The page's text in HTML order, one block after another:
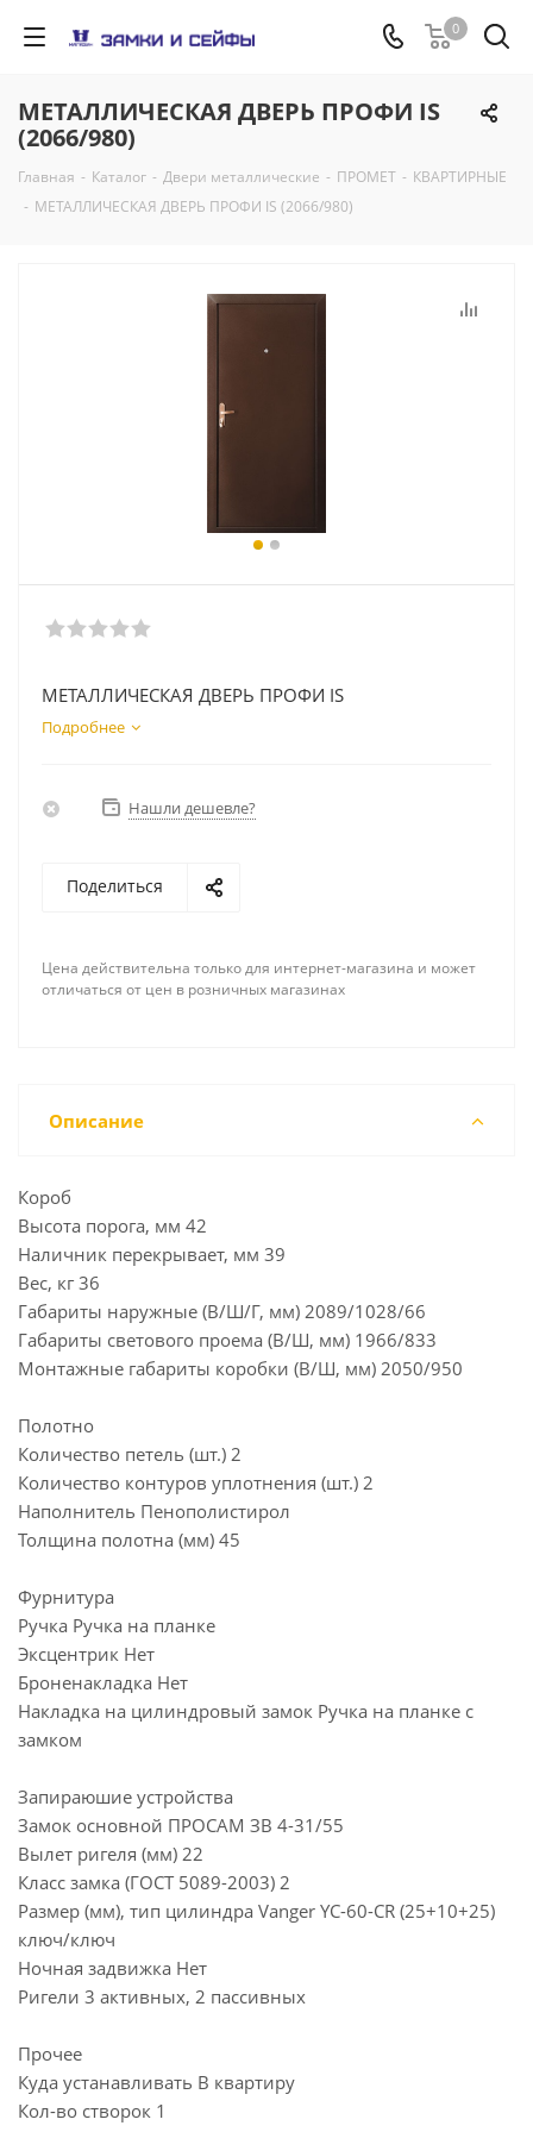
0
МЕТАЛЛИЧЕСКАЯ ДВЕРЬ ПРОФИ IS
(2066/980)
Главная - Каталог - Двери металлические - ПРОМЕТ - КВАРТИРНЫЕ
- МЕТАЛЛИЧЕСКАЯ ДВЕРЬ ПРОФИ IS (2066/980)
МЕТАЛЛИЧЕСКАЯ ДВЕРЬ ПРОФИ IS
Подробнее
Нашли дешевле?
Поделиться
Цена действительна только для интернет-магазина и может
отличаться от цен в розничных магазинах
Описание
Короб
Высота порога, мм 42
Наличник перекрывает, мм 39
Вес, кг 36
Габариты наружные (В/Ш/Г, мм) 2089/1028/66
Габариты светового проема (В/Ш, мм) 1966/833
Монтажные габариты коробки (В/Ш, мм) 2050/950
Полотно
Количество петель (шт.) 2
Количество контуров уплотнения (шт.) 2
Наполнитель Пенополистирол
Толщина полотна (мм) 45
Фурнитура
Ручка Ручка на планке
Эксцентрик Нет
Броненакладка Нет
Накладка на цилиндровый замок Ручка на планке с
замком
Запираюшие устройства
Замок основной ПРОСАМ ЗВ 4-31/55
Вылет ригеля (мм) 22
Класс замка (ГОСТ 5089-2003) 2
Размер (мм), тип цилиндра Vanger YC-60-CR (25+10+25)
ключ/ключ
Ночная задвижка Нет
Ригели 3 активных, 2 пассивных
Прочее
Куда устанавливать В квартиру
Кол-во створок 1